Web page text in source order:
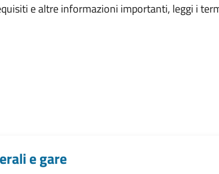
e altre informazioni importanti, leggi i
e gare